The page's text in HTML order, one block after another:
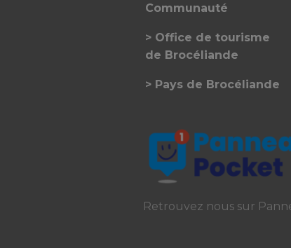
Communauté
Office de tourisme
de Brocéliande
Pays de Brocéliande
Retrouvez nous sur